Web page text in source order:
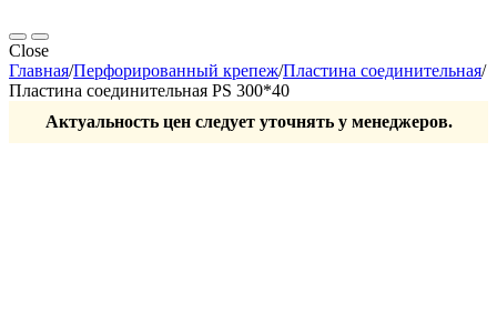
Close
Главная/Перфорированный крепеж/Пластина соединительная/
Пластина соединительная PS 300*40
Актуальность цен следует уточнять у менеджеров.